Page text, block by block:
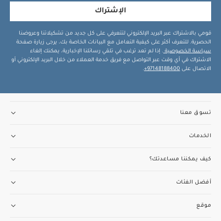
الإشتراك
قومي بالاشتراك عبر البريد الإلكتروني لتتعرفي على كل جديد من تشكيلاتنا وعروضنا
الحصرية. للتعرف أكثر على كيفية التعامل مع البيانات الخاصة بك، يرجى زيارة صفحة
سياسة الخصوصية . إذا لم تعد ترغب في تلقي رسائلنا الإخبارية، يمكنك إلغاء
الاشتراك في أي وقت عبر التواصل مع فريق خدمة العملاء من خلال البريد الإلكتروني أو
الاتصال على 97148188400+
.
تسوق معنا
الخدمات
كيف يمكننا مساعدتك؟
أفضل الفئات
موقع